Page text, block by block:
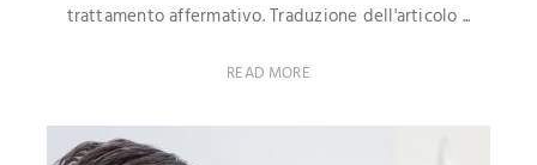
trattamento affermativo. Traduzione dell'articolo ...
READ MORE